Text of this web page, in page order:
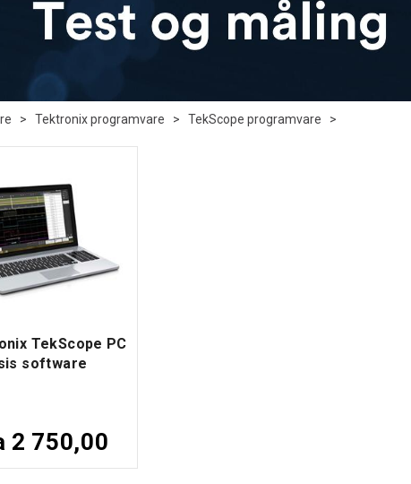
> Tektronix programvare > TekScope programvare >
TekScope PC
software
2 750,00